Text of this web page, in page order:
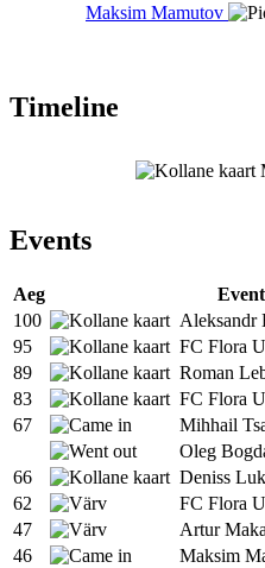
Maksim Mamutov
Timeline
Events
Aeg
Event
100
Aleksandr
95
FC Flora
89
Roman
83
FC Flora
67
Mihhail
Oleg
66
Deniss
62
FC Flora
47
Artur
46
Maksim